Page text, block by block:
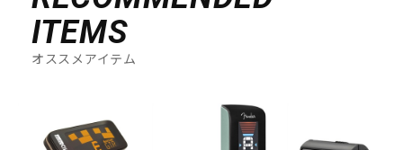
ITEMS
オススメアイテム